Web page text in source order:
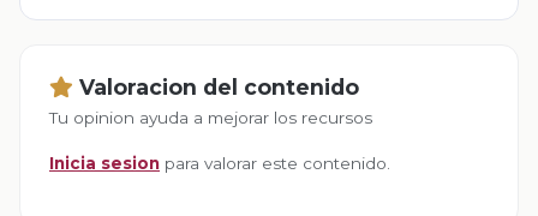
Valoracion del contenido
Tu opinion ayuda a mejorar los recursos
Inicia sesion para valorar este contenido.